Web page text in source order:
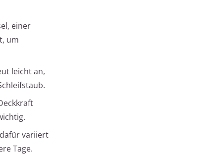
einer
um
leicht an,
variiert
Tage.